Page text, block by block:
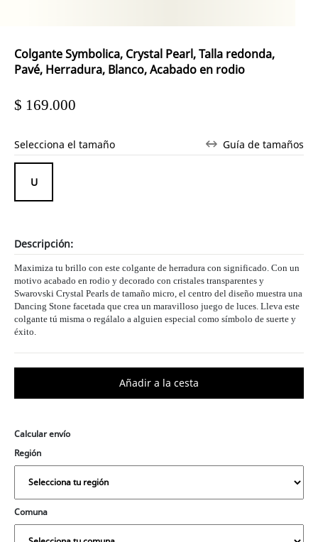
Colgante Symbolica, Crystal Pearl, Talla redonda,
Pavé, Herradura, Blanco, Acabado en rodio
$ 169.000
Selecciona el tamaño Guía de tamaños
Descripción:
Maximiza tu brillo con este colgante de herradura con significado. Con un
motivo acabado en rodio y decorado con cristales transparentes y
Swarovski Crystal Pearls de tamaño micro, el centro del diseño muestra una
Dancing Stone facetada que crea un maravilloso juego de luces. Lleva este
colgante tú misma o regálalo a alguien especial como símbolo de suerte y
éxito.
Calcular envío
Región
Comuna